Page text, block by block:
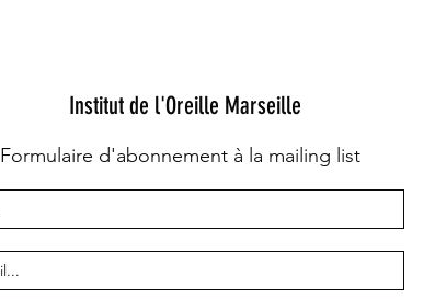
Institut de l'Oreille Marseille
Formulaire d'abonnement à la mailing list